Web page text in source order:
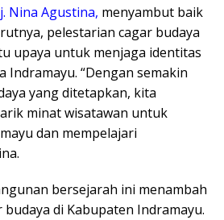
Nina Agustina, menyambut baik
pelestarian cagar budaya
upaya untuk menjaga identitas
Indramayu. “Dengan semakin
yang ditetapkan, kita
minat wisatawan untuk
dan mempelajari
bersejarah ini menambah
di Kabupaten Indramayu.